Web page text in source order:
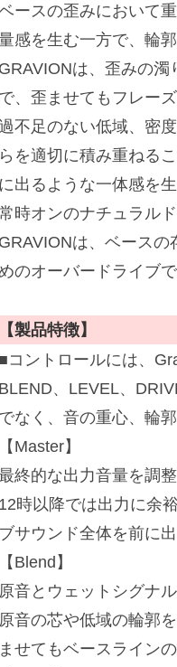
ースの歪みにおいて
感を生む一方で、輪
GRAVIONは、歪みの
で、歪ませてもフレー
不足のない低域、密
らを適切に積み重ねる
に出るような一体感を生
時オンのナチュラル
GRAVIONは、ベース
のオーバードライブで
【製品特徴】
■コントロールには、
BLEND、LEVEL、
でなく、音の重心、輪
【Master】
終的な出力音量を調整
12時以降では出力に余
ブサウンド全体を前に
【Blend】
原音とウェットシグナ
原音の芯や低域の輪郭
ませてもベースライン